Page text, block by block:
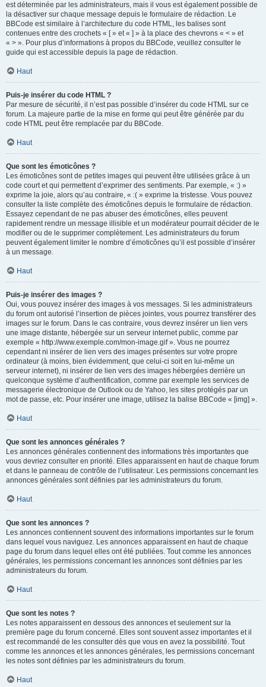
est déterminée par les administrateurs, mais il vous est également possible de
la désactiver sur chaque message depuis le formulaire de rédaction. Le
BBCode est similaire à l’architecture du code HTML, les balises sont
contenues entre des crochets « [ » et « ] » à la place des chevrons « < » et
« > ». Pour plus d’informations à propos du BBCode, veuillez consulter le
guide qui est accessible depuis la page de rédaction.
Haut
Puis-je insérer du code HTML ?
Par mesure de sécurité, il n’est pas possible d’insérer du code HTML sur ce
forum. La majeure partie de la mise en forme qui peut être générée par du
code HTML peut être remplacée par du BBCode.
Haut
Que sont les émoticônes ?
Les émoticônes sont de petites images qui peuvent être utilisées grâce à un
code court et qui permettent d’exprimer des sentiments. Par exemple, « :) »
exprime la joie, alors qu’au contraire, « :( » exprime la tristesse. Vous pouvez
consulter la liste complète des émoticônes depuis le formulaire de rédaction.
Essayez cependant de ne pas abuser des émoticônes, elles peuvent
rapidement rendre un message illisible et un modérateur pourrait décider de le
modifier ou de le supprimer complètement. Les administrateurs du forum
peuvent également limiter le nombre d’émoticônes qu’il est possible d’insérer
à un message.
Haut
Puis-je insérer des images ?
Oui, vous pouvez insérer des images à vos messages. Si les administrateurs
du forum ont autorisé l’insertion de pièces jointes, vous pourrez transférer des
images sur le forum. Dans le cas contraire, vous devrez insérer un lien vers
une image distante, hébergée sur un serveur internet public, comme par
exemple « http://www.exemple.com/mon-image.gif ». Vous ne pourrez
cependant ni insérer de lien vers des images présentes sur votre propre
ordinateur (à moins, bien évidemment, que celui-ci soit en lui-même un
serveur internet), ni insérer de lien vers des images hébergées derrière un
quelconque système d’authentification, comme par exemple les services de
messagerie électronique de Outlook ou de Yahoo, les sites protégés par un
mot de passe, etc. Pour insérer une image, utilisez la balise BBCode « [img] ».
Haut
Que sont les annonces générales ?
Les annonces générales contiennent des informations très importantes que
vous devriez consulter en priorité. Elles apparaissent en haut de chaque forum
et dans le panneau de contrôle de l’utilisateur. Les permissions concernant les
annonces générales sont définies par les administrateurs du forum.
Haut
Que sont les annonces ?
Les annonces contiennent souvent des informations importantes sur le forum
dans lequel vous naviguez. Les annonces apparaissent en haut de chaque
page du forum dans lequel elles ont été publiées. Tout comme les annonces
générales, les permissions concernant les annonces sont définies par les
administrateurs du forum.
Haut
Que sont les notes ?
Les notes apparaissent en dessous des annonces et seulement sur la
première page du forum concerné. Elles sont souvent assez importantes et il
est recommandé de les consulter dès que vous en avez la possibilité. Tout
comme les annonces et les annonces générales, les permissions concernant
les notes sont définies par les administrateurs du forum.
Haut